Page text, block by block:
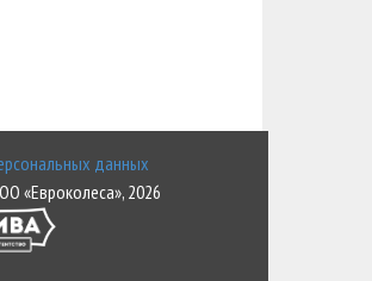
данных
«Евроколеса», 2026